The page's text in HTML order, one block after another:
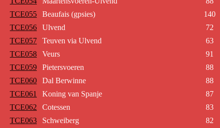
TCE055
Beaufais (gpsies)
140
TCE056
Ulvend
72
TCE057
Teuven via Ulvend
63
TCE058
Veurs
91
TCE059
Pietersvoeren
88
TCE060
Dal Berwinne
88
TCE061
Koning van Spanje
87
TCE062
Cotessen
83
TCE063
Schweiberg
82